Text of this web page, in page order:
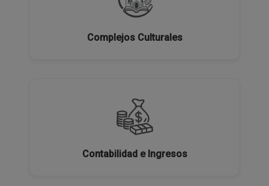
Complejos Culturales
Contabilidad e Ingresos